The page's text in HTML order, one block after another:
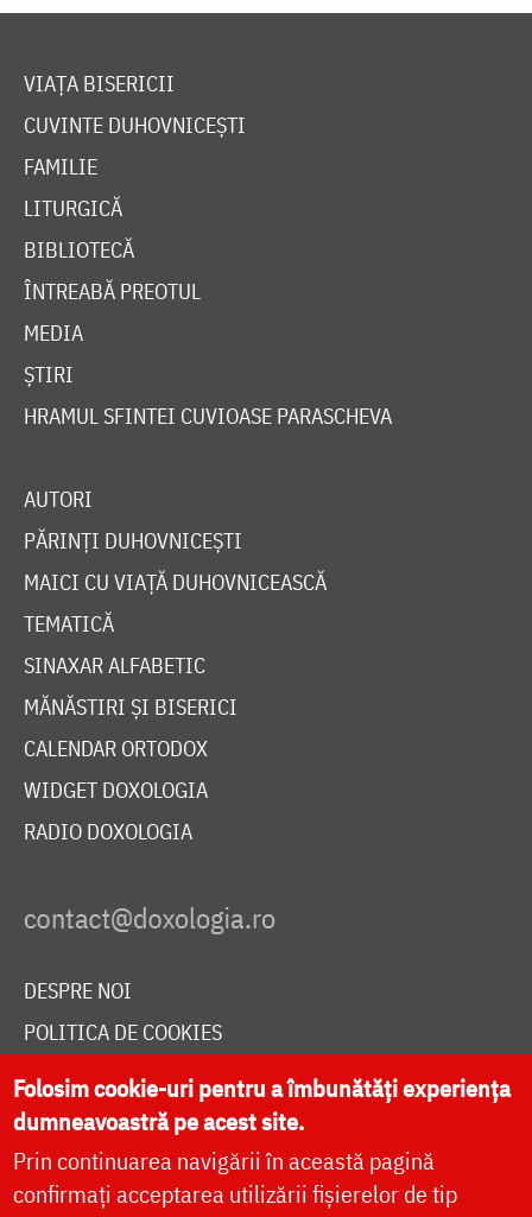
VIAȚA BISERICII
CUVINTE DUHOVNICEȘTI
FAMILIE
LITURGICĂ
BIBLIOTECĂ
ÎNTREABĂ PREOTUL
MEDIA
ȘTIRI
HRAMUL SFINTEI CUVIOASE PARASCHEVA
AUTORI
PĂRINȚI DUHOVNICEȘTI
MAICI CU VIAȚĂ DUHOVNICEASCĂ
TEMATICĂ
SINAXAR ALFABETIC
MĂNĂSTIRI ȘI BISERICI
CALENDAR ORTODOX
WIDGET DOXOLOGIA
RADIO DOXOLOGIA
DESPRE NOI
POLITICA DE COOKIES
DONEAZĂ ONLINE PENTRU CATEDRALA NAȚIONALĂ
LIVE
Folosim cookie-uri pentru a îmbunătăți experiența
dumneavoastră pe acest site.
Prin continuarea navigării în această pagină
confirmați acceptarea utilizării fișierelor de tip